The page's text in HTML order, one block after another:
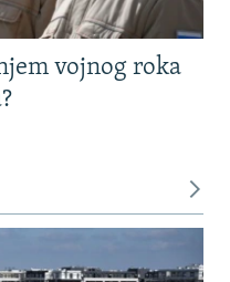
vojnog roka